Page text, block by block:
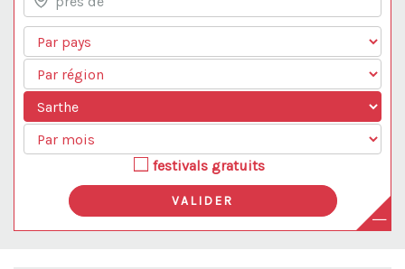
festivals gratuits